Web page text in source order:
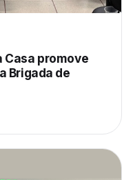
Casa promove
Brigada de